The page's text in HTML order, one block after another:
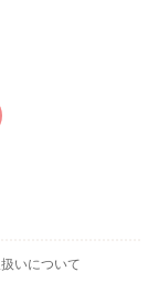
いについて